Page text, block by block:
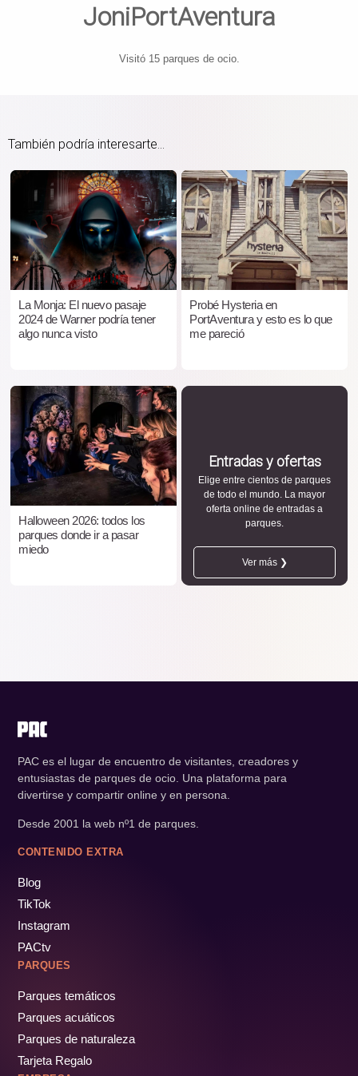
JoniPortAventura
Visitó 15 parques de ocio.
También podría interesarte...
La Monja: El nuevo pasaje
2024 de Warner podría tener
algo nunca visto
Probé Hysteria en
PortAventura y esto es lo que
me pareció
Halloween 2026: todos los
parques donde ir a pasar
miedo
Entradas y ofertas
Elige entre cientos de parques
de todo el mundo. La mayor
oferta online de entradas a
parques.
Ver más ❯
PAC es el lugar de encuentro de visitantes, creadores y
entusiastas de parques de ocio. Una plataforma para
divertirse y compartir online y en persona.
Desde 2001 la web nº1 de parques.
CONTENIDO EXTRA
Blog
TikTok
Instagram
PACtv
PARQUES
Parques temáticos
Parques acuáticos
Parques de naturaleza
Tarjeta Regalo